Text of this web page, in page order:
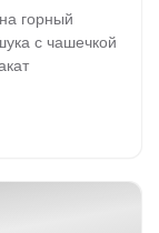
горный
с чашечкой